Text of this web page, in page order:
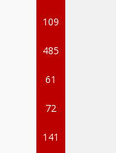
109
485
61
72
141